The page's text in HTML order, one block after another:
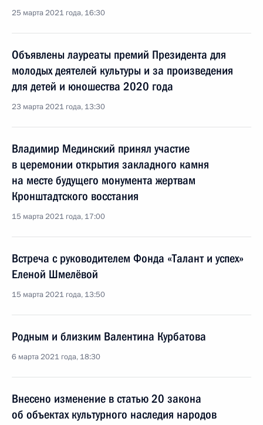
25 марта 2021 года, 16:30
Объявлены лауреаты премий Президента для
молодых деятелей культуры и за произведения
для детей и юношества 2020 года
23 марта 2021 года, 13:30
Владимир Мединский принял участие
в церемонии открытия закладного камня
на месте будущего монумента жертвам
Кронштадтского восстания
15 марта 2021 года, 17:00
Встреча с руководителем Фонда «Талант и успех»
Еленой Шмелёвой
15 марта 2021 года, 13:50
Родным и близким Валентина Курбатова
6 марта 2021 года, 18:30
Внесено изменение в статью 20 закона
об объектах культурного наследия народов